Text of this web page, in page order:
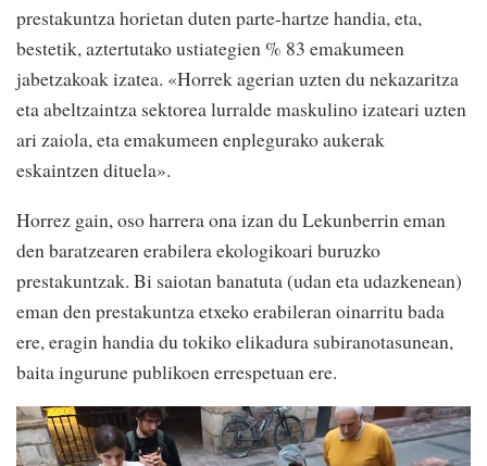
prestakuntza horietan duten parte-hartze handia, eta,
bestetik, aztertutako ustiategien % 83 emakumeen
jabetzakoak izatea. «Horrek agerian uzten du nekazaritza
eta abeltzaintza sektorea lurralde maskulino izateari uzten
ari zaiola, eta emakumeen enplegurako aukerak
eskaintzen dituela».
Horrez gain, oso harrera ona izan du Lekunberrin eman
den baratzearen erabilera ekologikoari buruzko
prestakuntzak. Bi saiotan banatuta (udan eta udazkenean)
eman den prestakuntza etxeko erabileran oinarritu bada
ere, eragin handia du tokiko elikadura subiranotasunean,
baita ingurune publikoen errespetuan ere.